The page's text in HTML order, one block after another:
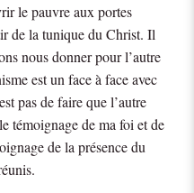
le pauvre aux portes
de la tunique du Christ. Il
nous donner pour l’autre
est un face à face avec
pas de faire que l’autre
témoignage de ma foi et de
de la présence du